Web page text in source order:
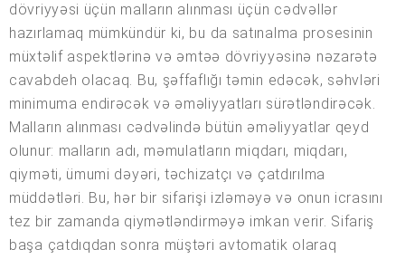
dövriyyəsi üçün malların alınması üçün cədvəllər
hazırlamaq mümkündür ki, bu da satınalma prosesinin
müxtəlif aspektlərinə və əmtəə dövriyyəsinə nəzarətə
cavabdeh olacaq. Bu, şəffaflığı təmin edəcək, səhvləri
minimuma endirəcək və əməliyyatları sürətləndirəcək.
Malların alınması cədvəlində bütün əməliyyatlar qeyd
olunur: malların adı, məmulatların miqdarı, miqdarı,
qiyməti, ümumi dəyəri, təchizatçı və çatdırılma
müddətləri. Bu, hər bir sifarişi izləməyə və onun icrasını
tez bir zamanda qiymətləndirməyə imkan verir. Sifariş
başa çatdıqdan sonra müştəri avtomatik olaraq